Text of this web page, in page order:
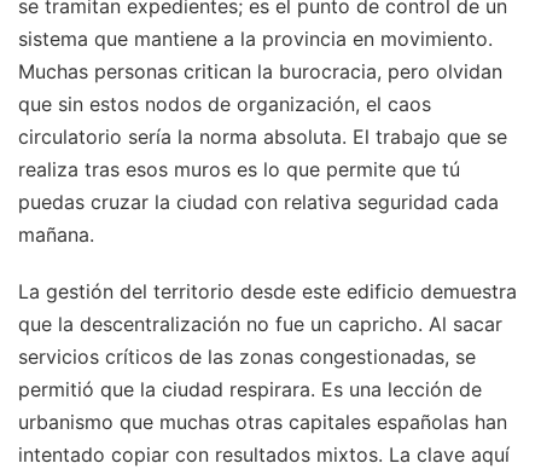
se tramitan expedientes; es el punto de control de un
sistema que mantiene a la provincia en movimiento.
Muchas personas critican la burocracia, pero olvidan
que sin estos nodos de organización, el caos
circulatorio sería la norma absoluta. El trabajo que se
realiza tras esos muros es lo que permite que tú
puedas cruzar la ciudad con relativa seguridad cada
mañana.
La gestión del territorio desde este edificio demuestra
que la descentralización no fue un capricho. Al sacar
servicios críticos de las zonas congestionadas, se
permitió que la ciudad respirara. Es una lección de
urbanismo que muchas otras capitales españolas han
intentado copiar con resultados mixtos. La clave aquí